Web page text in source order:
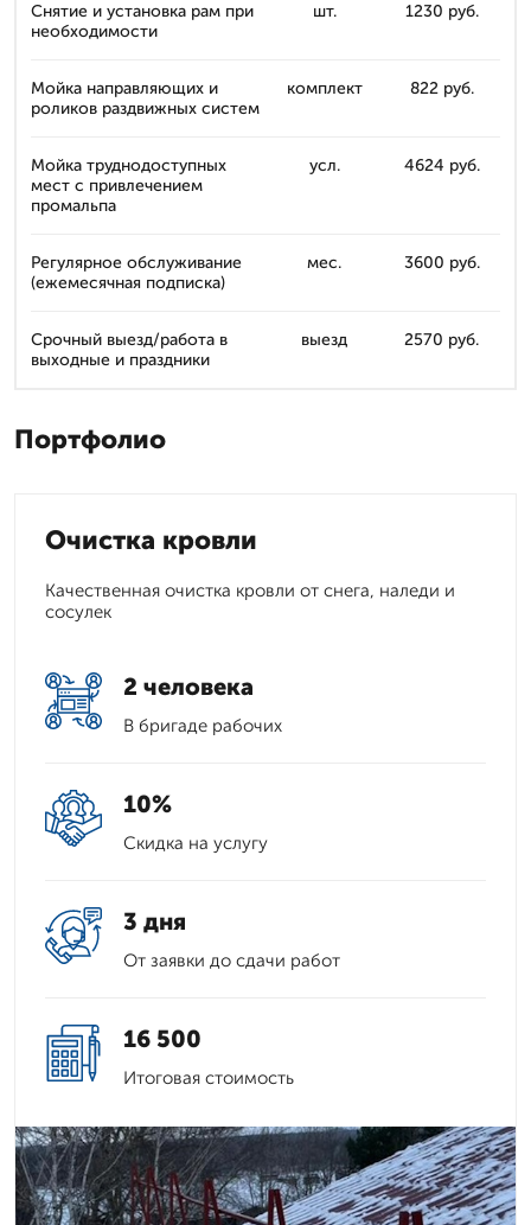
Снятие и установка рам при
необходимости
шт. 1230 руб.
Мойка направляющих и
роликов раздвижных систем
комплект 822 руб.
Мойка труднодоступных
мест с привлечением
промальпа
усл. 4624 руб.
Регулярное обслуживание
(ежемесячная подписка)
мес. 3600 руб.
Срочный выезд/работа в
выходные и праздники
выезд 2570 руб.
Портфолио
Очистка кровли
Качественная очистка кровли от снега, наледи и
сосулек
2 человека
В бригаде рабочих
10%
Скидка на услугу
3 дня
От заявки до сдачи работ
16 500
Итоговая стоимость